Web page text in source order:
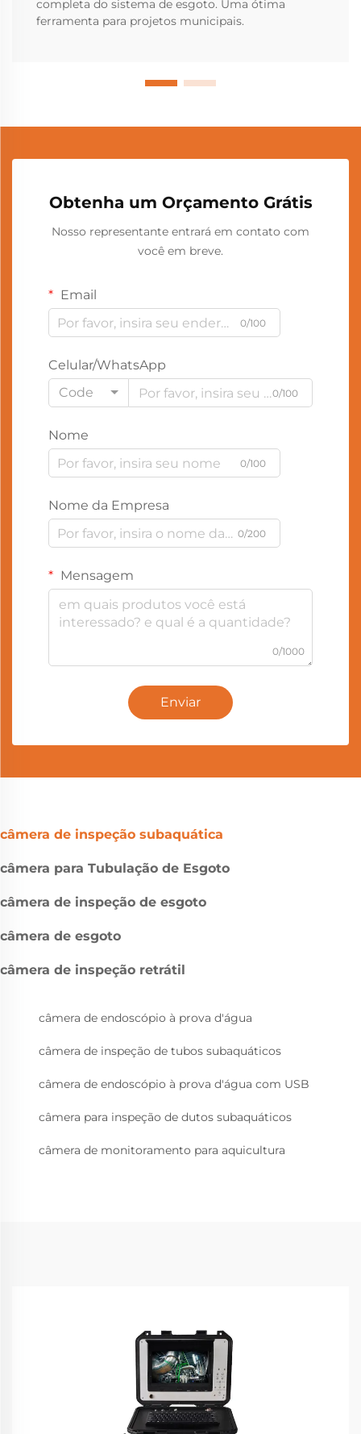
completa do sistema de esgoto. Uma ótima
ferramenta para projetos municipais.
Obtenha um Orçamento Grátis
Nosso representante entrará em contato com
você em breve.
Email
0/100
Celular/WhatsApp
Code
0/100
Nome
0/100
Nome da Empresa
0/200
Mensagem
0/1000
Enviar
câmera de inspeção subaquática
câmera para Tubulação de Esgoto
câmera de inspeção de esgoto
câmera de esgoto
câmera de inspeção retrátil
câmera de endoscópio à prova d'água
câmera de inspeção de tubos subaquáticos
câmera de endoscópio à prova d'água com USB
câmera para inspeção de dutos subaquáticos
câmera de monitoramento para aquicultura